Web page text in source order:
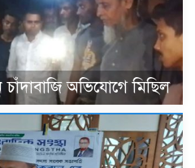
চাঁদাবাজি অভিযোগে মিছিল